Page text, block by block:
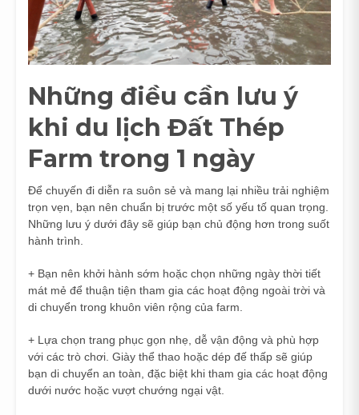
Những điều cần lưu ý
khi du lịch Đất Thép
Farm trong 1 ngày
Để chuyến đi diễn ra suôn sẻ và mang lại nhiều trải nghiệm
trọn vẹn, bạn nên chuẩn bị trước một số yếu tố quan trọng.
Những lưu ý dưới đây sẽ giúp bạn chủ động hơn trong suốt
hành trình.
+ Bạn nên khởi hành sớm hoặc chọn những ngày thời tiết
mát mẻ để thuận tiện tham gia các hoạt động ngoài trời và
di chuyển trong khuôn viên rộng của farm.
+ Lựa chọn trang phục gọn nhẹ, dễ vận động và phù hợp
với các trò chơi. Giày thể thao hoặc dép đế thấp sẽ giúp
bạn di chuyển an toàn, đặc biệt khi tham gia các hoạt động
dưới nước hoặc vượt chướng ngại vật.